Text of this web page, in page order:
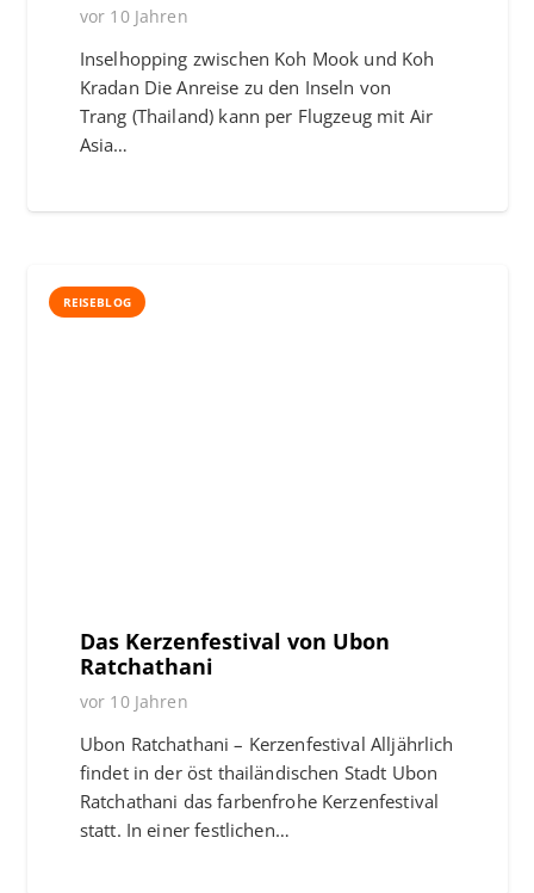
vor 10 Jahren
Inselhopping zwischen Koh Mook und Koh
Kradan Die Anreise zu den Inseln von
Trang (Thailand) kann per Flugzeug mit Air
Asia…
REISEBLOG
Das Kerzenfestival von Ubon
Ratchathani
vor 10 Jahren
Ubon Ratchathani – Kerzenfestival Alljährlich
findet in der öst thailändischen Stadt Ubon
Ratchathani das farbenfrohe Kerzenfestival
statt. In einer festlichen…